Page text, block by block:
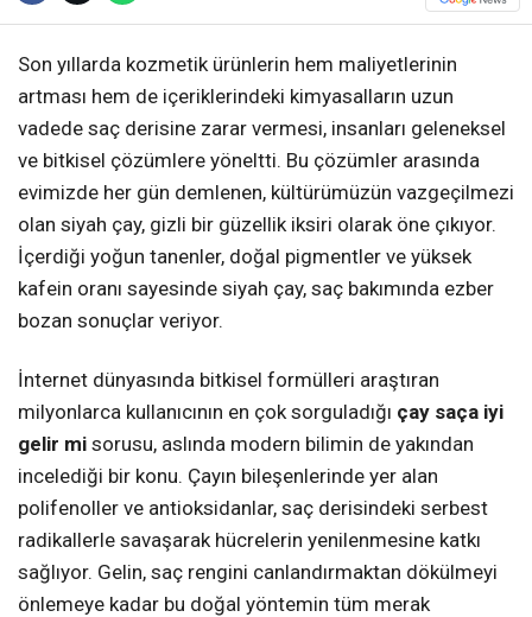
Son yıllarda kozmetik ürünlerin hem maliyetlerinin
artması hem de içeriklerindeki kimyasalların uzun
vadede saç derisine zarar vermesi, insanları geleneksel
ve bitkisel çözümlere yöneltti. Bu çözümler arasında
evimizde her gün demlenen, kültürümüzün vazgeçilmezi
olan siyah çay, gizli bir güzellik iksiri olarak öne çıkıyor.
İçerdiği yoğun tanenler, doğal pigmentler ve yüksek
kafein oranı sayesinde siyah çay, saç bakımında ezber
bozan sonuçlar veriyor.
İnternet dünyasında bitkisel formülleri araştıran
milyonlarca kullanıcının en çok sorguladığı çay saça iyi
gelir mi sorusu, aslında modern bilimin de yakından
incelediği bir konu. Çayın bileşenlerinde yer alan
polifenoller ve antioksidanlar, saç derisindeki serbest
radikallerle savaşarak hücrelerin yenilenmesine katkı
sağlıyor. Gelin, saç rengini canlandırmaktan dökülmeyi
önlemeye kadar bu doğal yöntemin tüm merak